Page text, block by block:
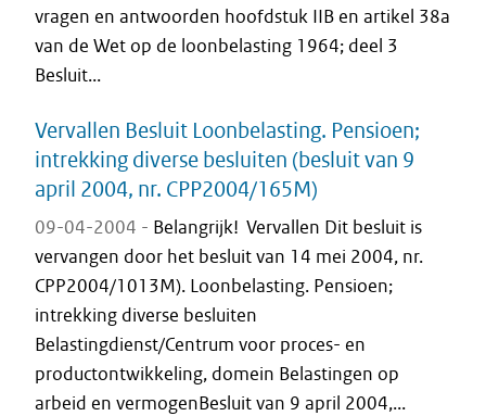
vragen en antwoorden hoofdstuk IIB en artikel 38a
van de Wet op de loonbelasting 1964; deel 3
Besluit...
Vervallen Besluit Loonbelasting. Pensioen;
intrekking diverse besluiten (besluit van 9
april 2004, nr. CPP2004/165M)
09-04-2004 - Belangrijk! Vervallen Dit besluit is
vervangen door het besluit van 14 mei 2004, nr.
CPP2004/1013M). Loonbelasting. Pensioen;
intrekking diverse besluiten
Belastingdienst/Centrum voor proces- en
productontwikkeling, domein Belastingen op
arbeid en vermogenBesluit van 9 april 2004,...